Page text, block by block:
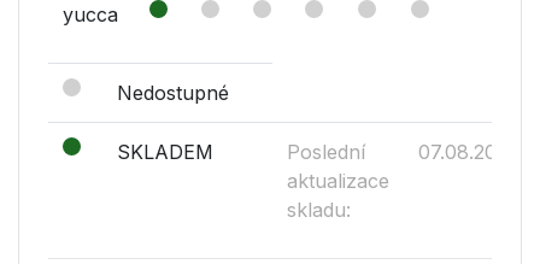
yucca
Nedostupné
SKLADEM
Poslední
aktualizace
skladu:
07.08.2026